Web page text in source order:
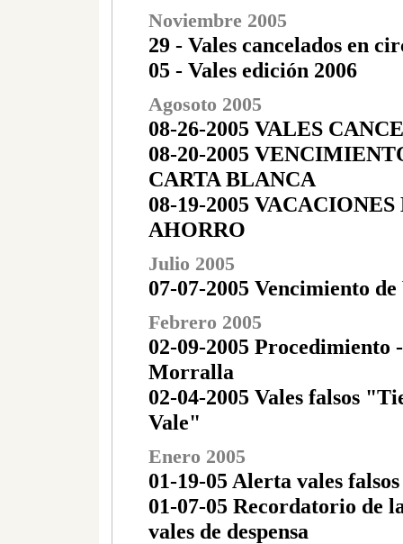
Noviembre 2005
29 - Vales cancelados en
05 - Vales edición 2006
Agosoto 2005
08-26-2005 VALES
08-20-2005
CARTA BLANCA
08-19-2005
AHORRO
Julio 2005
07-07-2005 Vencimiento
Febrero 2005
02-09-2005 Procedimiento
Morralla
02-04-2005 Vales falsos
Vale"
Enero 2005
01-19-05 Alerta vales
01-07-05 Recordatorio de
vales de despensa